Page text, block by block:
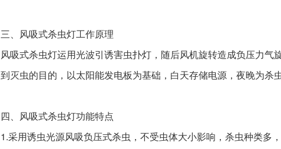
三、风吸式杀虫灯工作原理
风吸式杀虫灯运用光波引诱害虫扑灯，随后风机旋转造成负压力
到灭虫的目的，以太阳能发电板为基础，白天存储电源，夜晚为杀
四、风吸式杀虫灯功能特点
1.采用诱虫光源风吸负压式杀虫，不受虫体大小影响，杀虫种类多，